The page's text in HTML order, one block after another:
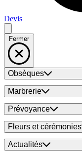
Devis
Fermer
Obsèques
Marbrerie
Prévoyance
Fleurs et cérémonies
Actualités